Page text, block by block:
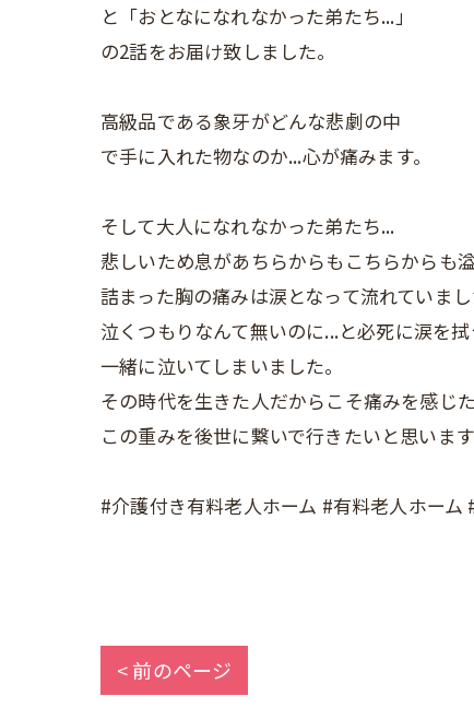
と「おとなになれなかった弟たち...」
の2話をお届け致しました。
高級品である象牙がどんな悲劇の中
で手に入れた物なのか...心が痛みます。
そして大人になれなかった弟たち...
悲しいため息があちらからもこちらからも溢
詰まった胸の痛みは涙となって流れていまし
泣くつもりなんて無いのに...と必死に涙を
一緒に泣いてしまいました。
その時代を生きた人だからこそ痛みを感じた
この重みを後世に繋いで行きたいと思います
#介護付き有料老人ホーム #有料老人ホー
< 前のページ